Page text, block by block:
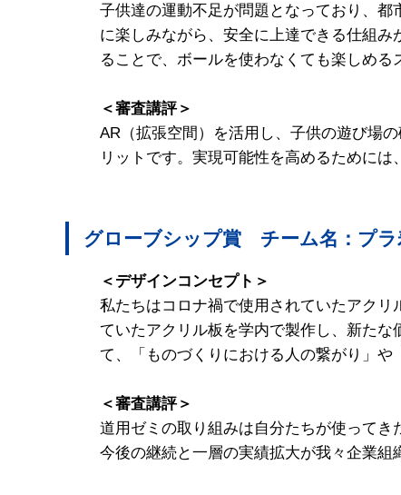
子供達の運動不足が問題となっており、
に楽しみながら、安全に上達できる仕組
ることで、ボールを使わなくても楽しめ
＜審査講評＞
AR（拡張空間）を活用し、子供の遊び場
リットです。実現可能性を高めるために
グローブシップ賞 チーム名：プラ
＜デザインコンセプト＞
私たちはコロナ禍で使用されていたアク
ていたアクリル板を学内で製作し、新た
て、「ものづくりにおける人の繋がり」や
＜審査講評＞
道用ゼミの取り組みは自分たちが使ってき
今後の継続と一層の実績拡大が我々企業組